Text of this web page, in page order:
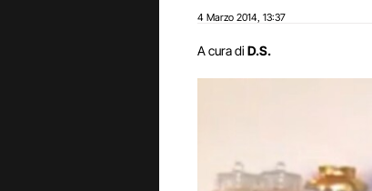
4 Marzo 2014 13:37
A cura di D.S.